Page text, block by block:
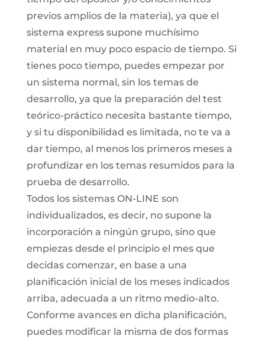
previos amplios de la materia), ya que el
sistema express supone muchísimo
material en muy poco espacio de tiempo. Si
tienes poco tiempo, puedes empezar por
un sistema normal, sin los temas de
desarrollo, ya que la preparación del test
teórico-práctico necesita bastante tiempo,
y si tu disponibilidad es limitada, no te va a
dar tiempo, al menos los primeros meses a
profundizar en los temas resumidos para la
prueba de desarrollo.
Todos los sistemas ON-LINE son
individualizados, es decir, no supone la
incorporación a ningún grupo, sino que
empiezas desde el principio el mes que
decidas comenzar, en base a una
planificación inicial de los meses indicados
arriba, adecuada a un ritmo medio-alto.
Conforme avances en dicha planificación,
puedes modificar la misma de dos formas